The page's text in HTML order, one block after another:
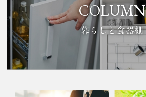
COLUMN
暮らしと食器棚